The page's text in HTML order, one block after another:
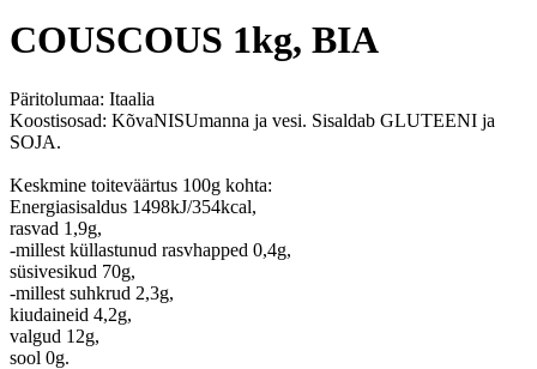
COUSCOUS 1kg, BIA
Päritolumaa: Itaalia
Koostisosad: KõvaNISUmanna ja vesi. Sisaldab GLUTEENI ja
SOJA.
Keskmine toiteväärtus 100g kohta:
Energiasisaldus 1498kJ/354kcal,
rasvad 1,9g,
-millest küllastunud rasvhapped 0,4g,
süsivesikud 70g,
-millest suhkrud 2,3g,
kiudaineid 4,2g,
valgud 12g,
sool 0g.